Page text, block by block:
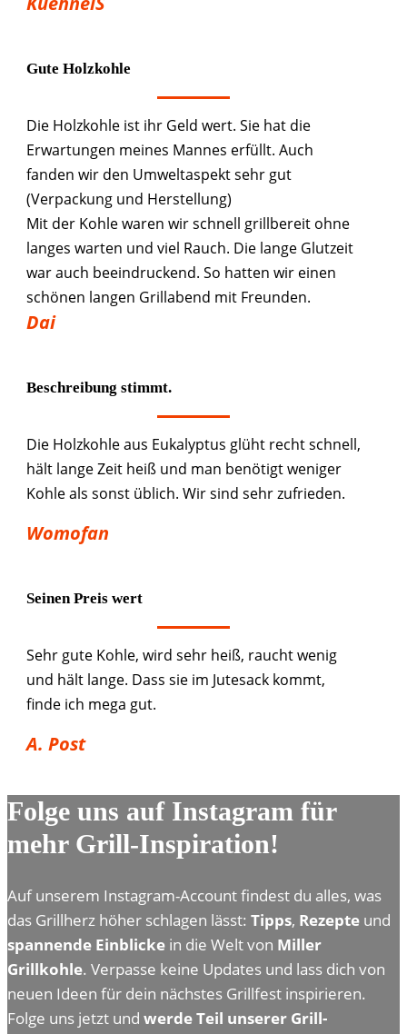
Gute Holzkohle
Die Holzkohle ist ihr Geld wert. Sie hat die
Erwartungen meines Mannes erfüllt. Auch
fanden wir den Umweltaspekt sehr gut
(Verpackung und Herstellung)
Mit der Kohle waren wir schnell grillbereit ohne
langes warten und viel Rauch. Die lange Glutzeit
war auch beeindruckend. So hatten wir einen
schönen langen Grillabend mit Freunden.
Dai
Beschreibung stimmt.
Die Holzkohle aus Eukalyptus glüht recht schnell,
hält lange Zeit heiß und man benötigt weniger
Kohle als sonst üblich. Wir sind sehr zufrieden.
Womofan
Seinen Preis wert
Sehr gute Kohle, wird sehr heiß, raucht wenig
und hält lange. Dass sie im Jutesack kommt,
finde ich mega gut.
A. Post
Folge uns auf Instagram für
mehr Grill-Inspiration!
Auf unserem Instagram-Account findest du alles, was
das Grillherz höher schlagen lässt: Tipps, Rezepte und
spannende Einblicke in die Welt von Miller
Grillkohle. Verpasse keine Updates und lass dich von
neuen Ideen für dein nächstes Grillfest inspirieren.
Folge uns jetzt und werde Teil unserer Grill-